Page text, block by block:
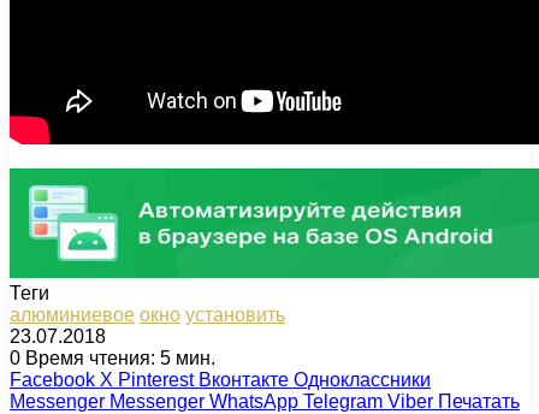
Теги
алюминиевое окно установить
23.07.2018
0 Время чтения: 5 мин.
Facebook X Pinterest Вконтакте Одноклассники
Messenger Messenger WhatsApp Telegram Viber Печатать